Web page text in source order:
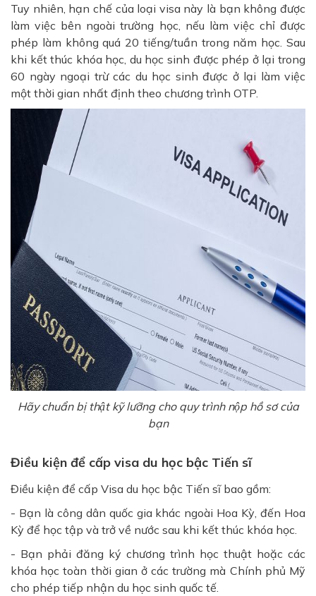
Tuy nhiên, hạn chế của loại visa này là bạn không được
làm việc bên ngoài trường học, nếu làm việc chỉ được
phép làm không quá 20 tiếng/tuần trong năm học. Sau
khi kết thúc khóa học, du học sinh được phép ở lại trong
60 ngày ngoại trừ các du học sinh được ở lại làm việc
một thời gian nhất định theo chương trình OTP.
Hãy chuẩn bị thật kỹ lưỡng cho quy trình nộp hồ sơ của
bạn
Điều kiện để cấp visa du học bậc Tiến sĩ
Điều kiện để cấp Visa du học bậc Tiến sĩ bao gồm:
- Bạn là công dân quốc gia khác ngoài Hoa Kỳ, đến Hoa
Kỳ để học tập và trở về nước sau khi kết thúc khóa học.
- Bạn phải đăng ký chương trình học thuật hoặc các
khóa học toàn thời gian ở các trường mà Chính phủ Mỹ
cho phép tiếp nhận du học sinh quốc tế.